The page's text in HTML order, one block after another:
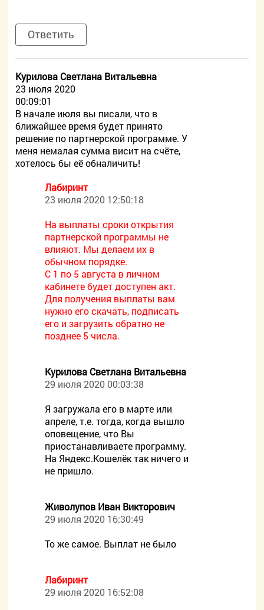
Ответить
Курилова Светлана Витальевна
23 июля 2020
00:09:01
В начале июля вы писали, что в
ближайшее время будет принято
решение по партнерской программе. У
меня немалая сумма висит на счёте,
хотелось бы её обналичить!
Лабиринт
23 июля 2020 12:50:18
На выплаты сроки открытия
партнерской программы не
влияют. Мы делаем их в
обычном порядке.
С 1 по 5 августа в личном
кабинете будет доступен акт.
Для получения выплаты вам
нужно его скачать, подписать
его и загрузить обратно не
позднее 5 числа.
Курилова Светлана Витальевна
29 июля 2020 00:03:38
Я загружала его в марте или
апреле, т.е. тогда, когда вышло
оповещение, что Вы
приостанавливаете программу.
На Яндекс.Кошелёк так ничего и
не пришло.
Живолупов Иван Викторович
29 июля 2020 16:30:49
То же самое. Выплат не было
Лабиринт
29 июля 2020 16:52:08